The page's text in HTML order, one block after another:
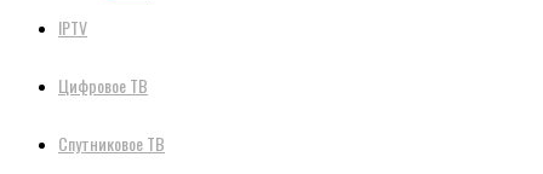
IPTV
Цифровое ТВ
Спутниковое ТВ